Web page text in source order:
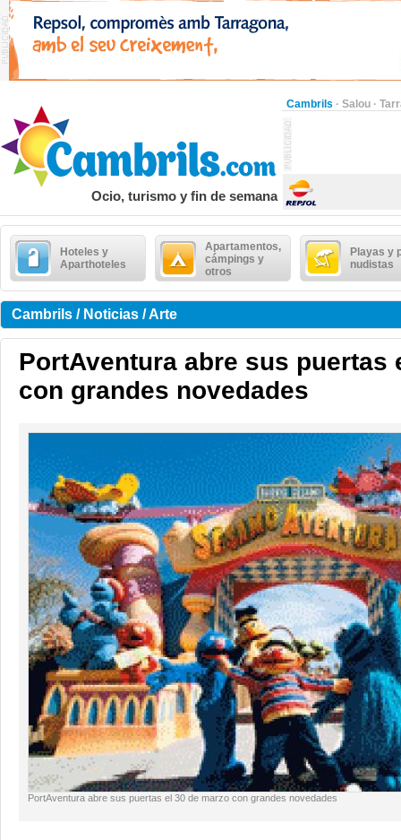
Cambrils · Salou ·
Ocio, turismo y fin de semana
Hoteles y
Aparthoteles
Apartamentos,
cámpings y
otros
Playas y
nudistas
Cambrils / Noticias / Arte
PortAventura abre sus puertas
con grandes novedades
PortAventura abre sus puertas el 30 de marzo con grandes novedades